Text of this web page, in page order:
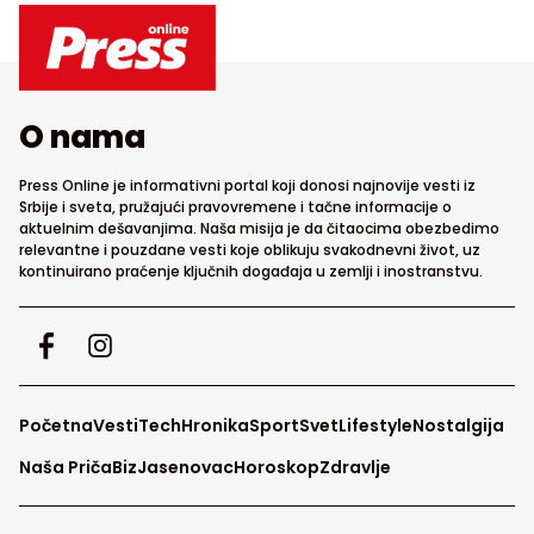
O nama
Press Online je informativni portal koji donosi najnovije vesti iz
Srbije i sveta, pružajući pravovremene i tačne informacije o
aktuelnim dešavanjima. Naša misija je da čitaocima obezbedimo
relevantne i pouzdane vesti koje oblikuju svakodnevni život, uz
kontinuirano praćenje ključnih događaja u zemlji i inostranstvu.
PočetnaVestiTechHronikaSportSvetLifestyleNostalgija
Naša PričaBizJasenovacHoroskopZdravlje